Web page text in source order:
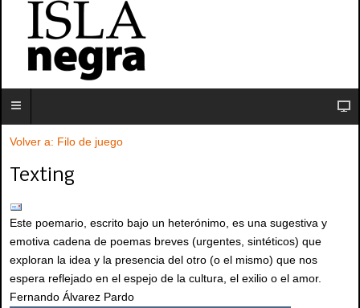
Volver a: Filo de juego
Texting
Este poemario, escrito bajo un heterónimo, es una sugestiva y
emotiva cadena de poemas breves (urgentes, sintéticos) que
exploran la idea y la presencia del otro (o el mismo) que nos
espera reflejado en el espejo de la cultura, el exilio o el amor.
Fernando Álvarez Pardo